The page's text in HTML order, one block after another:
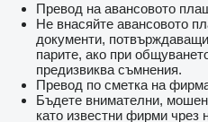
Превод на авансовото
Не внасяйте авансовото
документи,
парите, ако при
предизвиква съмнения.
Превод по сметка на
Бъдете внимателни,
като известни фирми чрез